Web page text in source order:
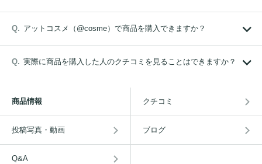
アットコスメ（@cosme）で商品を購入できますか？
実際に商品を購入した人のクチコミを見ることはできますか？
商品情報 クチコミ
投稿写真・動画 ブログ
Q&A